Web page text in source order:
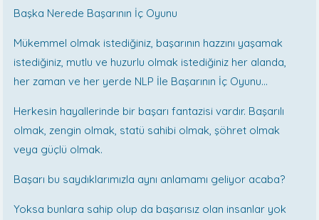
Başka Nerede Başarının İç Oyunu
Mükemmel olmak istediğiniz, başarının hazzını yaşamak
istediğiniz, mutlu ve huzurlu olmak istediğiniz her alanda,
her zaman ve her yerde NLP İle Başarının İç Oyunu…
Herkesin hayallerinde bir başarı fantazisi vardır. Başarılı
olmak, zengin olmak, statü sahibi olmak, şöhret olmak
veya güçlü olmak.
Başarı bu saydıklarımızla aynı anlamamı geliyor acaba?
Yoksa bunlara sahip olup da başarısız olan insanlar yok